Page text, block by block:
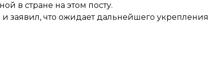
в стране на этом посту.
заявил, что ожидает дальнейшего укрепления